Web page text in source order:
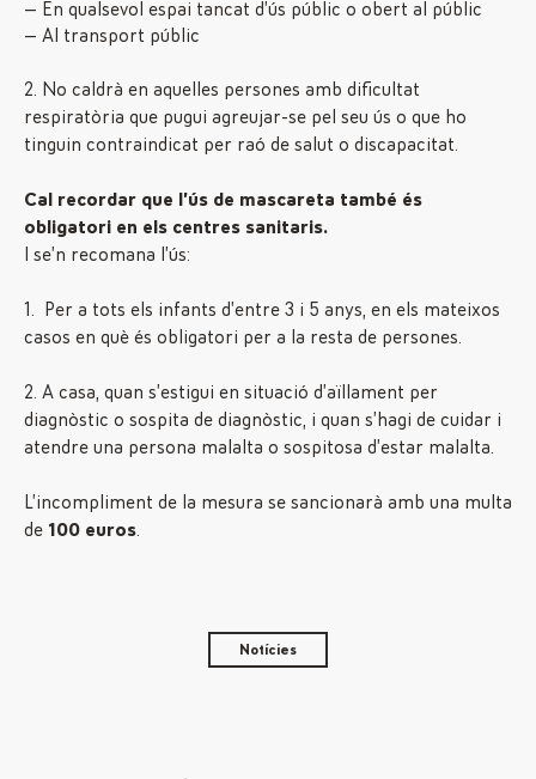
En qualsevol espai tancat d’ús públic o obert al públic
Al transport públic
2. No caldrà en aquelles persones amb dificultat
respiratòria que pugui agreujar-se pel seu ús o que ho
tinguin contraindicat per raó de salut o discapacitat.
Cal recordar que l’ús de mascareta també és
obligatori en els centres sanitaris.
I se’n recomana l’ús:
1. Per a tots els infants d’entre 3 i 5 anys, en els mateixos
casos en què és obligatori per a la resta de persones.
2. A casa, quan s’estigui en situació d’aïllament per
diagnòstic o sospita de diagnòstic, i quan s’hagi de cuidar i
atendre una persona malalta o sospitosa d’estar malalta.
L’incompliment de la mesura se sancionarà amb una multa
de 100 euros
Notícies